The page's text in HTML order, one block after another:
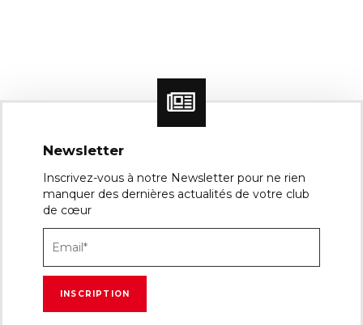
Newsletter
Inscrivez-vous à notre Newsletter pour ne rien
manquer des dernières actualités de votre club
de cœur